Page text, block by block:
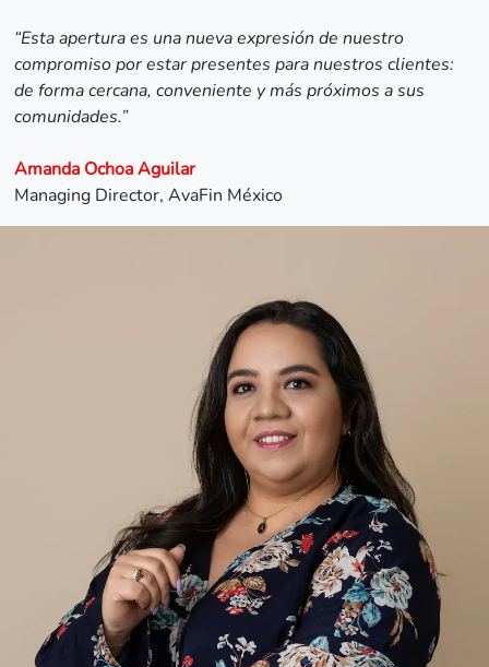
“Esta apertura es una nueva expresión de nuestro
compromiso por estar presentes para nuestros clientes:
de forma cercana, conveniente y más próximos a sus
comunidades.”
Amanda Ochoa Aguilar
Managing Director, AvaFin México